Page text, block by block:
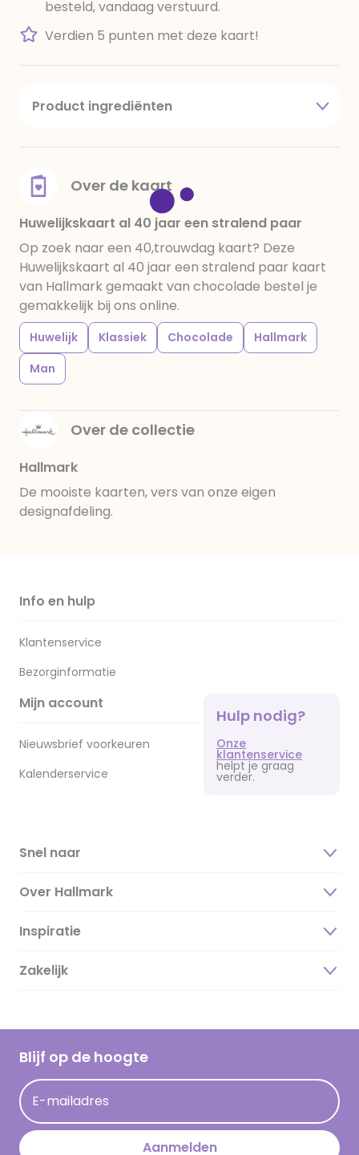
besteld, vandaag verstuurd.
Verdien 5 punten met deze kaart!
Product ingrediënten
amandelen,cacaomassa, emulgator (sojalecithine),
voedingszuur: citroenzuur E 330, verdikkingsmiddel
E415, water, bevochtigingsmiddel E422, emulgator:
E433, kleurstoffen: E102, E110, E122: kan de activiteit en
concentratie van kinderen negatief beïnvloeden,
E133, E151. Chocolade bevat ten minste 34%
cacaobestanddelen. Kan sporen van gluten
bevatten. Koel en droog bewaren.
Over de kaart
Huwelijkskaart al 40 jaar een stralend paar
Op zoek naar een 40,trouwdag kaart? Deze
Huwelijkskaart al 40 jaar een stralend paar kaart
van Hallmark gemaakt van chocolade bestel je
gemakkelijk bij ons online.
Huwelijk Klassiek Chocolade
Hallmark
Man
Over de collectie
Hallmark
De mooiste kaarten, vers van onze eigen
designafdeling.
Info en hulp
Klantenservice
Bezorginformatie
Mijn account
Nieuwsbrief voorkeuren
Kalenderservice
Hulp nodig?
Onze
klantenservice
helpt je graag
verder.
Snel naar
Over Hallmark
Over ons
Duurzaamheid
Hallmark Kaartclub
Acties
Persberichten
Hallmark en Kinderpostzegels
Inspiratie
Magazine
Cadeau inspiratie
Kaartinspiratie
Zakelijk
Blijf op de hoogte
E-mailadres
Aanmelden